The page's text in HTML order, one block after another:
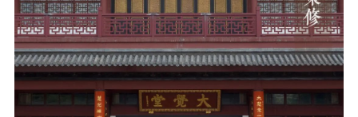
弘法活动
西园法讯
皈依斋戒
义工家园